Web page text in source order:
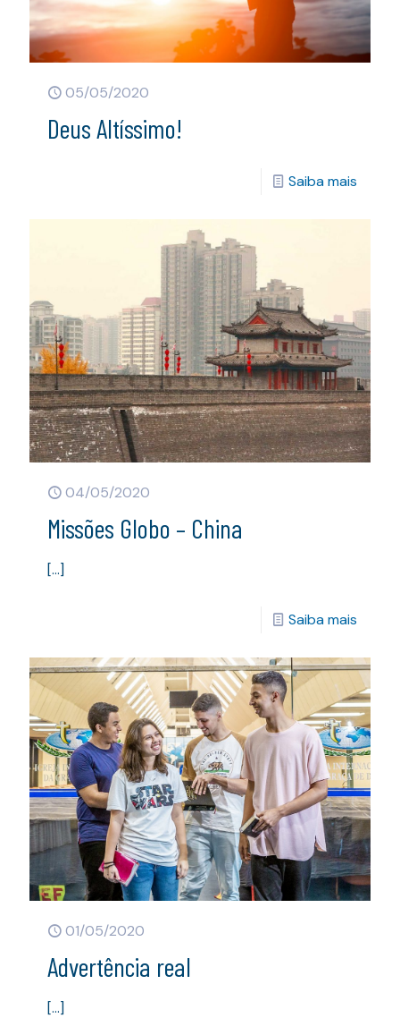
05/05/2020
Deus Altíssimo!
Saiba mais
04/05/2020
Missões Globo – China
[…]
Saiba mais
01/05/2020
Advertência real
[…]